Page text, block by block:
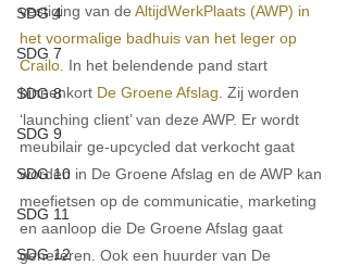
SDG 4
SDG 7
SDG 8
SDG 9
SDG 10
SDG 11
SDG 12
vestiging van de AltijdWerkPlaats (AWP) in
het voormalige badhuis van het leger op
Crailo. In het belendende pand start
binnenkort De Groene Afslag . Zij worden
‘launching client’ van deze AWP. Er wordt
meubilair ge-upcycled dat verkocht gaat
worden in De Groene Afslag en de AWP kan
meefietsen op de communicatie, marketing
en aanloop die De Groene Afslag gaat
genereren. Ook een huurder van De